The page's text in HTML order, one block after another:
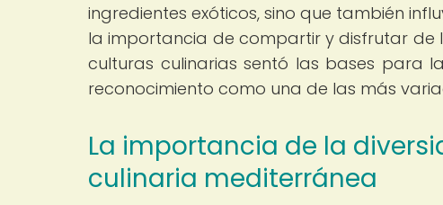
ingredientes exóticos, sino que también
la importancia de compartir y disfrutar de
culturas culinarias sentó las bases para
reconocimiento como una de las más
La importancia de la
culinaria mediterránea